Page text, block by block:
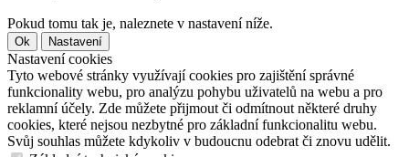
Pokud tomu tak je, naleznete v nastavení níže.
Ok Nastavení
Nastavení cookies
Tyto webové stránky využívají cookies pro zajištění správné
funkcionality webu, pro analýzu pohybu uživatelů na webu a pro
reklamní účely. Zde můžete přijmout či odmítnout některé druhy
cookies, které nejsou nezbytné pro základní funkcionalitu webu.
Svůj souhlas můžete kdykoliv v budoucnu odebrat či znovu udělit.